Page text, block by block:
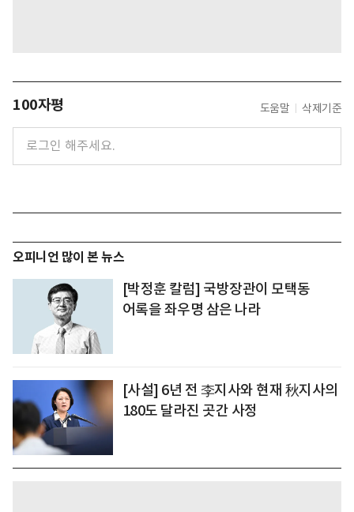
100자평 도움말 삭제기준
오피니언 많이 본 뉴스
[박정훈 칼럼] 국방장관이 모택동
어록을 좌우명 삼은 나라
[사설] 6년 전 李지사와 현재 秋지사의
180도 달라진 곳간 사정